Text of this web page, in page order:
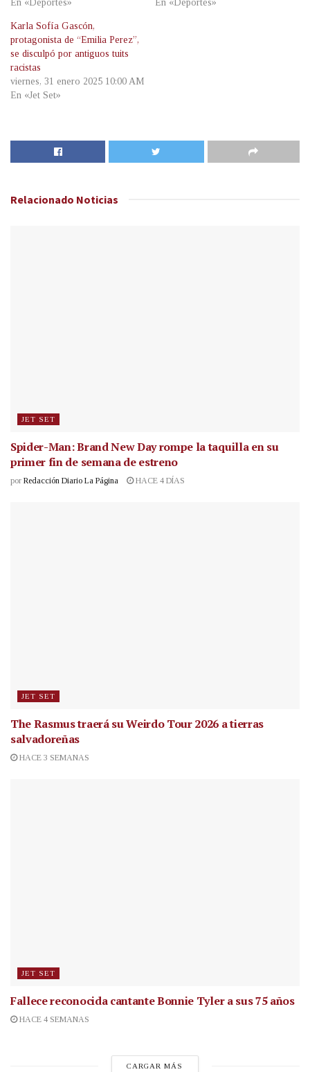
En «Deportes» En «Deportes»
Karla Sofía Gascón,
protagonista de “Emilia Perez”,
se disculpó por antiguos tuits
racistas
viernes, 31 enero 2025 10:00 AM
En «Jet Set»
Relacionado Noticias
JET SET
Spider-Man: Brand New Day rompe la taquilla en su
primer fin de semana de estreno
por Redacción Diario La Página HACE 4 DÍAS
JET SET
The Rasmus traerá su Weirdo Tour 2026 a tierras
salvadoreñas
HACE 3 SEMANAS
JET SET
Fallece reconocida cantanteBonnie Tyler a sus 75 años
HACE 4 SEMANAS
CARGAR MÁS